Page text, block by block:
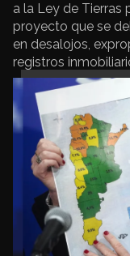
a la Ley de Tierras
proyecto que se
en desalojos,
registros